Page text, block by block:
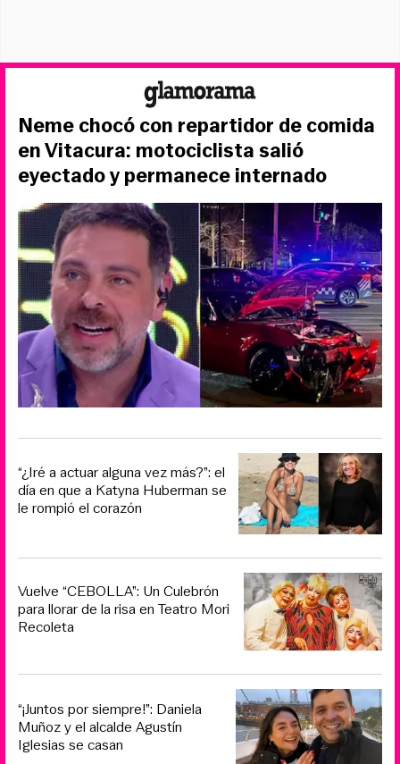
Neme chocó con repartidor de comida
en Vitacura: motociclista salió
eyectado y permanece internado
“¿Iré a actuar alguna vez más?”: el
día en que a Katyna Huberman se
le rompió el corazón
Vuelve “CEBOLLA”: Un Culebrón
para llorar de la risa en Teatro Mori
Recoleta
“¡Juntos por siempre!”: Daniela
Muñoz y el alcalde Agustín
Iglesias se casan